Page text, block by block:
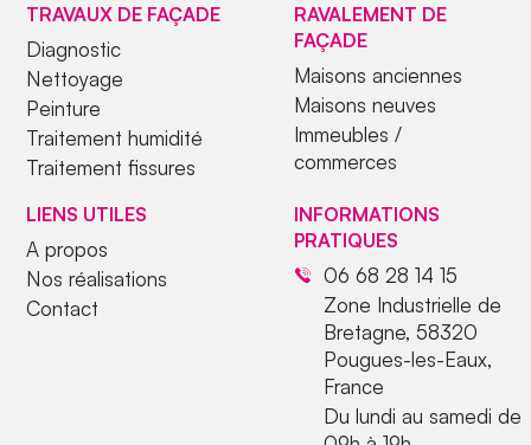
TRAVAUX DE FAÇADE
Diagnostic
Nettoyage
Peinture
Traitement humidité
Traitement fissures
RAVALEMENT DE
FAÇADE
Maisons anciennes
Maisons neuves
Immeubles /
commerces
LIENS UTILES
A propos
Nos réalisations
Contact
INFORMATIONS
PRATIQUES
06 68 28 14 15
Zone Industrielle de
Bretagne, 58320
Pougues-les-Eaux,
France
Du lundi au samedi de